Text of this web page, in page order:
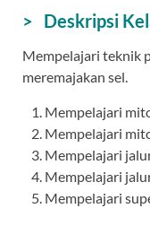
> Deskripsi
Mempelajari teknik
meremajakan sel.
Mempelajari
Mempelajari
Mempelajari
Mempelajari
Mempelajari